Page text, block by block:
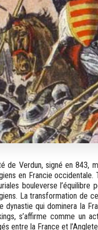
de Verdun, signé en 843,
en Francie
bouleverse
La transformation de
dynastie qui dominera la
s’affirme comme un
entre la France et